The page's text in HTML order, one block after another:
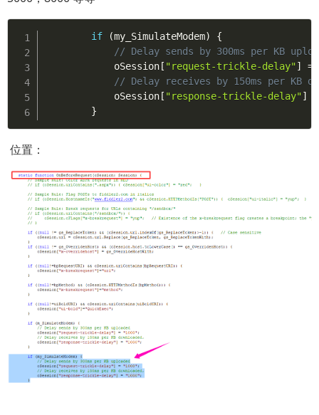
if (my_SimulateModem)
{
// Delay sends by 300ms per KB
			oSession
[ "request-trickle-delay"]
=
// Delay receives by 150ms per KB
			oSession
[ "response-trickle-delay"]
}
位置：